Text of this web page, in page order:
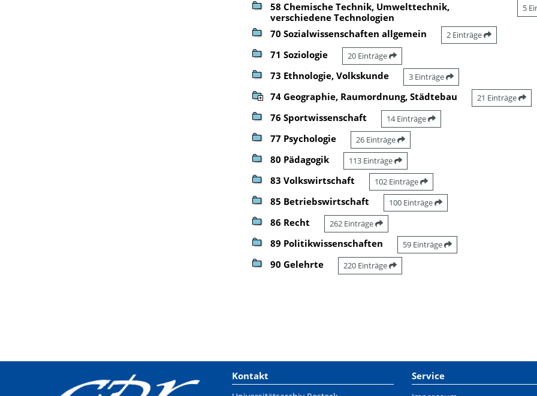
58 Chemische Technik, Umwelttechnik,
verschiedene Technologien
5
70 Sozialwissenschaften allgemein 2 Einträge
71 Soziologie 20 Einträge
73 Ethnologie, Volkskunde 3 Einträge
74 Geographie, Raumordnung, Städtebau 21 Einträge
76 Sportwissenschaft 14 Einträge
77 Psychologie 26 Einträge
80 Pädagogik 113 Einträge
83 Volkswirtschaft 102 Einträge
85 Betriebswirtschaft 100 Einträge
86 Recht 262 Einträge
89 Politikwissenschaften 59 Einträge
90 Gelehrte 220 Einträge
Kontakt Service